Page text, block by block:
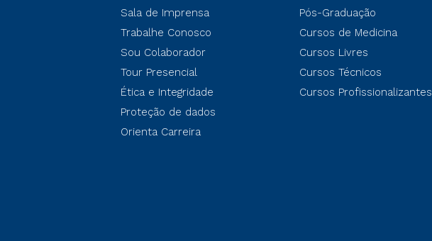
Sala de Imprensa
Trabalhe Conosco
Sou Colaborador
Tour Presencial
Ética e Integridade
Proteção de dados
Orienta Carreira
Pós-Graduação
Cursos de Medicina
Cursos Livres
Cursos Técnicos
Cursos Profissionalizantes